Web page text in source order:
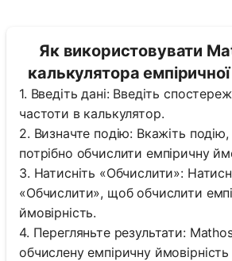
Як використовувати
калькулятора
1. Введіть дані: Введіть
частоти в калькулятор.
2. Визначте подію: Вкажіть подію,
потрібно обчислити емпіричну
3. Натисніть «Обчислити»:
«Обчислити», щоб обчислити
ймовірність.
4. Перегляньте результати:
обчислену емпіричну